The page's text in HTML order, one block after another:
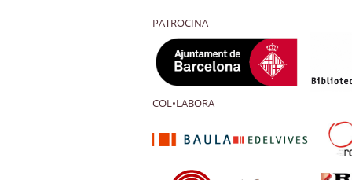
PATROCINA
COL•LABORA